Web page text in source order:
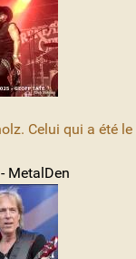
Celui qui a été
MetalDen